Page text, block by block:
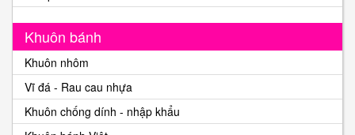
Khuôn bánh
Khuôn nhôm
Vĩ đá - Rau cau nhựa
Khuôn chống dính - nhập khẩu